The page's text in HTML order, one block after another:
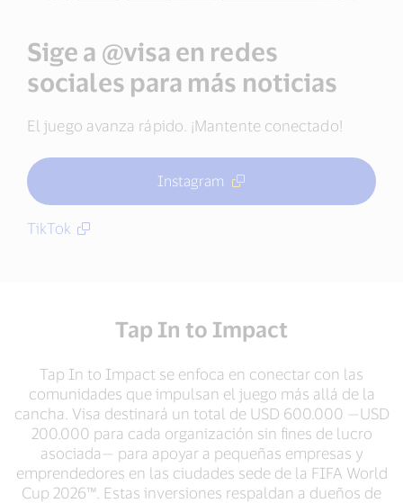
Sige a @visa en redes
sociales para más noticias
El juego avanza rápido. ¡Mantente conectado!
Instagram
TikTok
Tap In to Impact
Tap In to Impact se enfoca en conectar con las
comunidades que impulsan el juego más allá de la
cancha. Visa destinará un total de USD 600.000 —USD
200.000 para cada organización sin fines de lucro
asociada— para apoyar a pequeñas empresas y
emprendedores en las ciudades sede de la FIFA World
Cup 2026™. Estas inversiones respaldan a dueños de